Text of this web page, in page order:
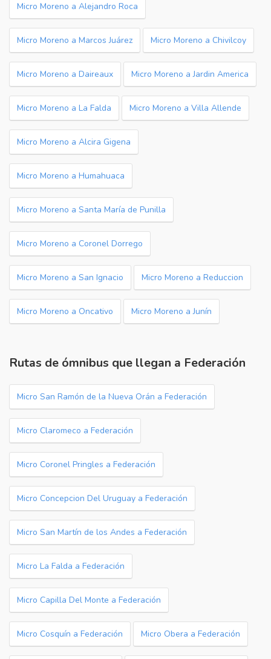
Micro Moreno a Alejandro Roca
Micro Moreno a Marcos Juárez Micro Moreno a Chivilcoy
Micro Moreno a Daireaux Micro Moreno a Jardin America
Micro Moreno a La Falda Micro Moreno a Villa Allende
Micro Moreno a Alcira Gigena
Micro Moreno a Humahuaca
Micro Moreno a Santa María de Punilla
Micro Moreno a Coronel Dorrego
Micro Moreno a San Ignacio Micro Moreno a Reduccion
Micro Moreno a Oncativo Micro Moreno a Junín
Rutas de ómnibus que llegan a Federación
Micro San Ramón de la Nueva Orán a Federación
Micro Claromeco a Federación
Micro Coronel Pringles a Federación
Micro Concepcion Del Uruguay a Federación
Micro San Martín de los Andes a Federación
Micro La Falda a Federación
Micro Capilla Del Monte a Federación
Micro Cosquín a Federación Micro Obera a Federación